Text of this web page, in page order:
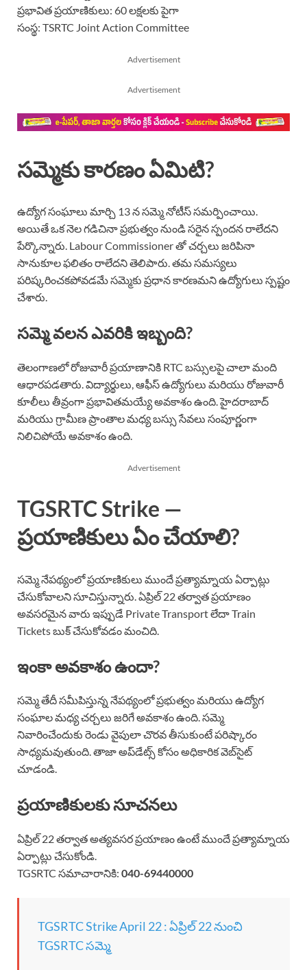
ప్రభావిత ప్రయాణికులు: 60 లక్షలకు పైగా
సంస్థ: TSRTC Joint Action Committee
Advertisement
Advertisement
సమ్మెకు కారణం ఏమిటి?
ఉద్యోగ సంఘాలు మార్చి 13 న సమ్మె నోటీస్ సమర్పించాయి.
అయితే ఒక నెల గడిచినా ప్రభుత్వం నుండి సరైన స్పందన రాలేదని
పేర్కొన్నారు. Labour Commissioner తో చర్చలు జరిపినా
సానుకూల ఫలితం రాలేదని తెలిపారు. తమ సమస్యలు
పరిష్కరించకపోవడమే సమ్మెకు ప్రధాన కారణమని ఉద్యోగులు స్పష్టం
చేశారు.
సమ్మె వలన ఎవరికి ఇబ్బంది?
తెలంగాణలో రోజువారీ ప్రయాణానికి RTC బస్సులపై చాలా మంది
ఆధారపడతారు. విద్యార్థులు, ఆఫీస్ ఉద్యోగులు మరియు రోజువారీ
కూలీలు తీవ్రంగా ప్రభావితమయ్యే అవకాశం ఉంది. హైదరాబాద్
మరియు గ్రామీణ ప్రాంతాల మధ్య బస్సు సేవలు సంపూర్ణంగా
నిలిచిపోయే అవకాశం ఉంది.
Advertisement
TGSRTC Strike —
ప్రయాణికులు ఏం చేయాలి?
సమ్మె నేపథ్యంలో ప్రయాణికులు ముందే ప్రత్యామ్నాయ ఏర్పాట్లు
చేసుకోవాలని సూచిస్తున్నారు. ఏప్రిల్ 22 తర్వాత ప్రయాణం
అవసరమైన వారు ఇప్పుడే Private Transport లేదా Train
Tickets బుక్ చేసుకోవడం మంచిది.
ఇంకా అవకాశం ఉందా?
సమ్మె తేదీ సమీపిస్తున్న నేపథ్యంలో ప్రభుత్వం మరియు ఉద్యోగ
సంఘాల మధ్య చర్చలు జరిగే అవకాశం ఉంది. సమ్మె
నివారించేందుకు రెండు వైపులా చొరవ తీసుకుంటే పరిష్కారం
సాధ్యమవుతుంది. తాజా అప్‌డేట్స్ కోసం అధికారిక వెబ్‌సైట్
చూడండి.
ప్రయాణికులకు సూచనలు
ఏప్రిల్ 22 తర్వాత అత్యవసర ప్రయాణం ఉంటే ముందే ప్రత్యామ్నాయ
ఏర్పాట్లు చేసుకోండి.
TGSRTC సమాచారానికి: 040-69440000
TGSRTC Strike April 22 : ఏప్రిల్ 22 నుంచి
TGSRTC సమ్మె